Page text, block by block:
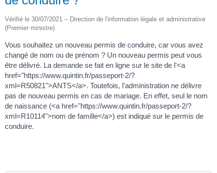
Vérifié le 30/07/2021 – Direction de l'information légale et administrative
(Premier ministre)
Vous souhaitez un nouveau permis de conduire, car vous avez
changé de nom ou de prénom ? Un nouveau permis peut vous
être délivré. La demande se fait en ligne sur le site de l'<a
href="https://www.quintin.fr/passeport-2/?
xml=R50821">ANTS</a>. Toutefois, l'administration ne délivre
pas de nouveau permis en cas de mariage. En effet, seul le nom
de naissance (<a href="https://www.quintin.fr/passeport-2/?
xml=R10114">nom de famille</a>) est indiqué sur le permis de
conduire.